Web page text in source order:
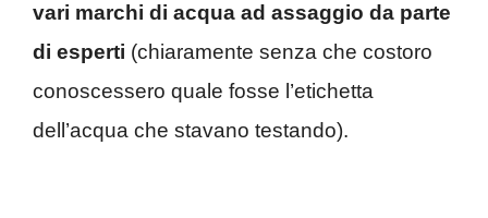
vari marchi di acqua ad assaggio da parte
di esperti (chiaramente senza che costoro
conoscessero quale fosse l’etichetta
dell’acqua che stavano testando).